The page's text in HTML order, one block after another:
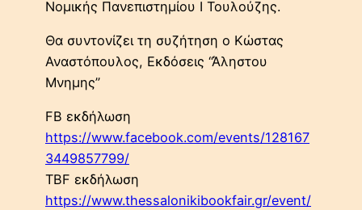
Νομικής Πανεπιστημίου I Τουλούζης.
Θα συντονίζει τη συζήτηση ο Κώστας
Αναστόπουλος, Εκδόσεις “Άληστου
Μνημης”
FB εκδήλωση
https://www.facebook.com/events/128167
3449857799/
TBF εκδήλωση
https://www.thessalonikibookfair.gr/event/